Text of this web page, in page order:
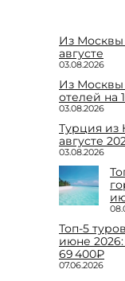
Из Москвы
августе
03.08.2026
Из Москвы
отелей на
03.08.2026
Турция из
августе
03.08.2026
Топ-5
июне
69 400₽
07.06.2026